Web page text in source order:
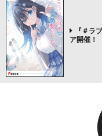
『＃ラ
ア開催！